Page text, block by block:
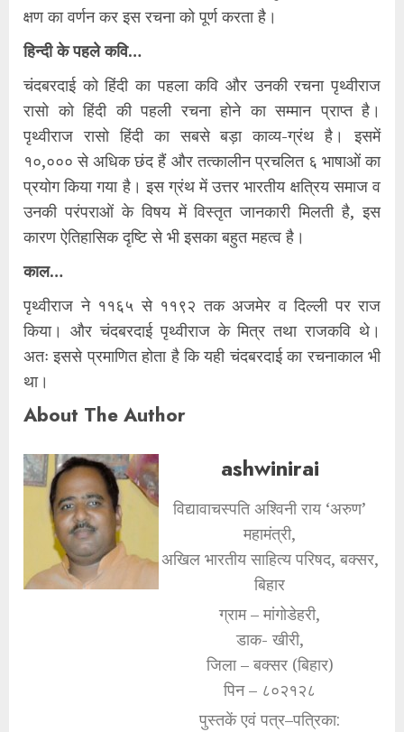
क्षण का वर्णन कर इस रचना को पूर्ण करता है।
हिन्दी के पहले कवि…
चंदबरदाई को हिंदी का पहला कवि और उनकी रचना पृथ्वीराज
रासो को हिंदी की पहली रचना होने का सम्मान प्राप्त है।
पृथ्वीराज रासो हिंदी का सबसे बड़ा काव्य-ग्रंथ है। इसमें
१०,००० से अधिक छंद हैं और तत्कालीन प्रचलित ६ भाषाओं का
प्रयोग किया गया है। इस ग्रंथ में उत्तर भारतीय क्षत्रिय समाज व
उनकी परंपराओं के विषय में विस्तृत जानकारी मिलती है, इस
कारण ऐतिहासिक दृष्टि से भी इसका बहुत महत्व है।
काल…
पृथ्वीराज ने ११६५ से ११९२ तक अजमेर व दिल्ली पर राज
किया। और चंदबरदाई पृथ्वीराज के मित्र तथा राजकवि थे।
अतः इससे प्रमाणित होता है कि यही चंदबरदाई का रचनाकाल भी
था।
About The Author
ashwinirai
विद्यावाचस्पति अश्विनी राय ‘अरुण’
महामंत्री,
अखिल भारतीय साहित्य परिषद, बक्सर,
बिहार
ग्राम – मांगोडेहरी,
डाक- खीरी,
जिला – बक्सर (बिहार)
पिन – ८०२१२८
पुस्तकें एवं पत्र–पत्रिका: